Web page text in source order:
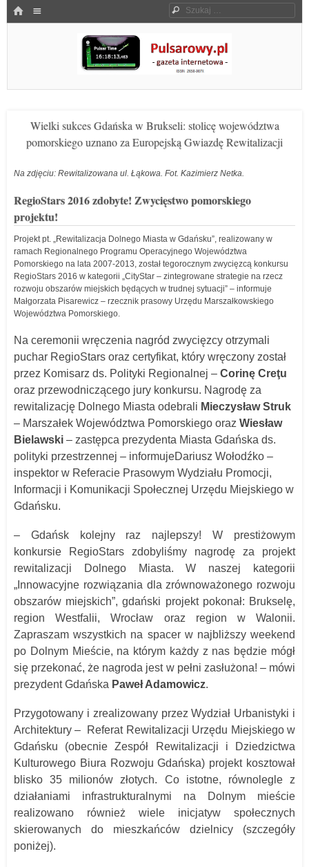
HOME Szukaj
Pulsarowy.pl
Wielki sukces Gdańska w Brukseli: stolicę województwa
pomorskiego uznano za Europejską Gwiazdę Rewitalizacji
Na zdjęciu: Rewitalizowana ul. Łąkowa. Fot. Kazimierz Netka.
RegioStars 2016 zdobyte! Zwycięstwo pomorskiego
projektu!
Projekt pt. „Rewitalizacja Dolnego Miasta w Gdańsku”, realizowany w
ramach Regionalnego Programu Operacyjnego Województwa
Pomorskiego na lata 2007-2013, został tegorocznym zwycięzcą konkursu
RegioStars 2016 w kategorii „CityStar – zintegrowane strategie na rzecz
rozwoju obszarów miejskich będących w trudnej sytuacji” – informuje
Małgorzata Pisarewicz – rzecznik prasowy Urzędu Marszałkowskiego
Województwa Pomorskiego.
Na ceremonii wręczenia nagród zwycięzcy otrzymali
puchar RegioStars oraz certyfikat, który wręczony został
przez Komisarz ds. Polityki Regionalnej – Corinę Creţu
oraz przewodniczącego jury konkursu. Nagrodę za
rewitalizację Dolnego Miasta odebrali Mieczysław Struk
– Marszałek Województwa Pomorskiego oraz Wiesław
Bielawski – zastępca prezydenta Miasta Gdańska ds.
polityki przestrzennej – informujeDariusz Wołodźko –
inspektor w Referacie Prasowym Wydziału Promocji,
Informacji i Komunikacji Społecznej Urzędu Miejskiego w
Gdańsku.
– Gdańsk kolejny raz najlepszy! W prestiżowym
konkursie RegioStars zdobyliśmy nagrodę za projekt
rewitalizacji Dolnego Miasta. W naszej kategorii
„Innowacyjne rozwiązania dla zrównoważonego rozwoju
obszarów miejskich”, gdański projekt pokonał: Brukselę,
region Westfalii, Wrocław oraz region w Walonii.
Zapraszam wszystkich na spacer w najbliższy weekend
po Dolnym Mieście, na którym każdy z nas będzie mógł
się przekonać, że nagroda jest w pełni zasłużona! – mówi
prezydent Gdańska Paweł Adamowicz.
Przygotowany i zrealizowany przez Wydział Urbanistyki i
Architektury – Referat Rewitalizacji Urzędu Miejskiego w
Gdańsku (obecnie Zespół Rewitalizacji i Dziedzictwa
Kulturowego Biura Rozwoju Gdańska) projekt kosztował
blisko 35 milionów złotych. Co istotne, równolegle z
działaniami infrastrukturalnymi na Dolnym mieście
realizowano również wiele inicjatyw społecznych
skierowanych do mieszkańców dzielnicy (szczegóły
poniżej).